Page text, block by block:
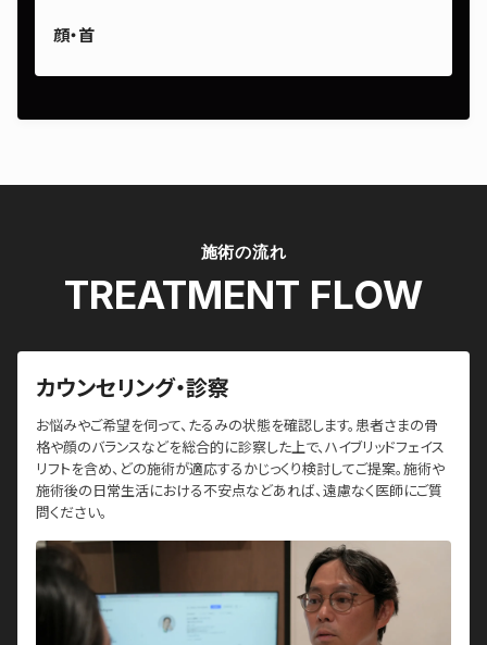
顔・首
施術の流れ
TREATMENT FLOW
カウンセリング・診察
お悩みやご希望を伺って、たるみの状態を確認します。患者さまの骨
格や顔のバランスなどを総合的に診察した上で、ハイブリッドフェイス
リフトを含め、どの施術が適応するかじっくり検討してご提案。施術や
施術後の日常生活における不安点などあれば、遠慮なく医師にご質
問ください。